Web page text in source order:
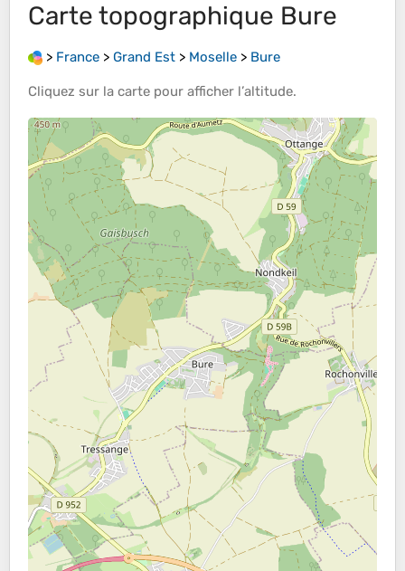
Carte topographique Bure
> France > Grand Est > Moselle > Bure
Cliquez sur la carte pour afficher l’altitude.